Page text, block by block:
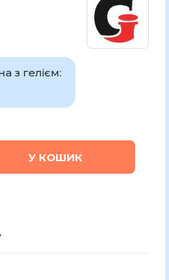
з гелієм:
У КОШИК